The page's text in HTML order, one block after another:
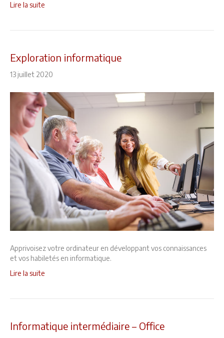
Lire la suite
Exploration informatique
13 juillet 2020
Apprivoisez votre ordinateur en développant vos connaissances
et vos habiletés en informatique.
Lire la suite
Informatique intermédiaire – Office